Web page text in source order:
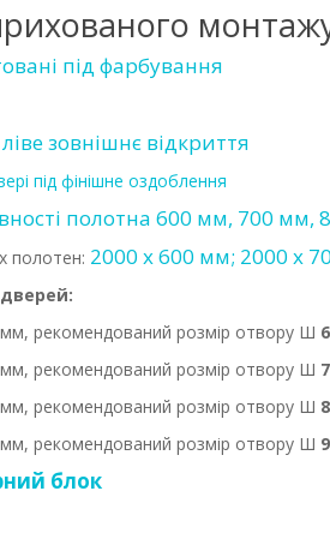
під фарбування
зовнішнє відкриття
під фінішне оздоблення
полотна 600 мм, 700 мм,
полотен: 2000 х 600 мм; 2000 х
рекомендований розмір отвору Ш
рекомендований розмір отвору Ш
рекомендований розмір отвору Ш
рекомендований розмір отвору Ш
блок